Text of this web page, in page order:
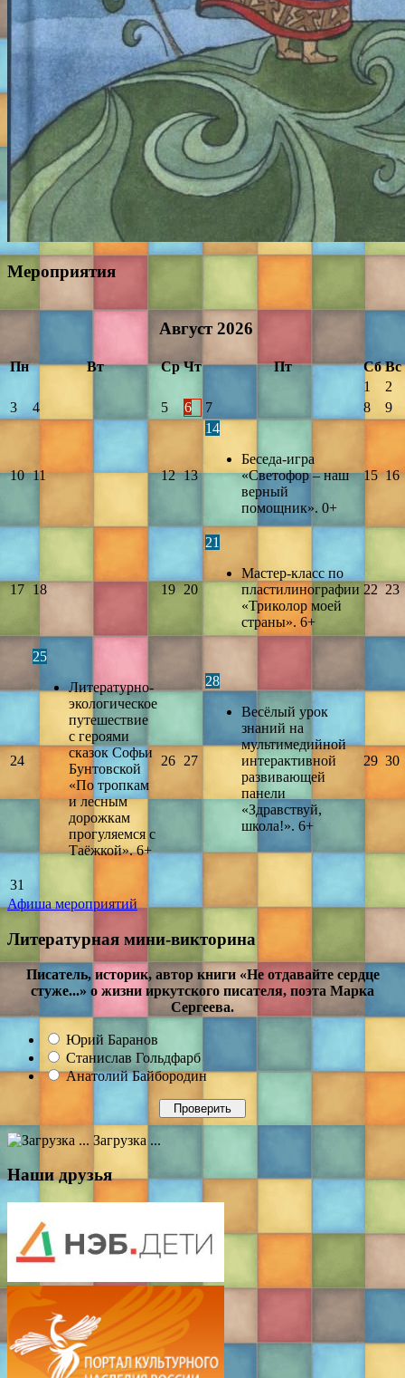
Мероприятия
Август 2026
Пн Вт Ср Чт Пт Сб Вс
1
2
3
4 5 6 7 8 9
10 11 12 13
14
Беседа-игра
«Светофор – наш
верный
помощник». 0+
15 16
17 18 19 20
21
Мастер-класс по
пластилинографии
«Триколор моей
страны». 6+
22 23
24
25
Литературно-
экологическое
путешествие
с героями
сказок Софьи
Бунтовской
«По тропкам
и лесным
дорожкам
прогуляемся с
Таёжкой». 6+
26 27
28
Весёлый урок
знаний на
мультимедийной
интерактивной
развивающей
панели
«Здравствуй,
школа!». 6+
29 30
31
Афиша мероприятий
Литературная мини-викторина
Писатель, историк, автор книги «Не отдавайте сердце
стуже...» о жизни иркутского писателя, поэта Марка
Сергеева.
Юрий Баранов
Станислав Гольдфарб
Анатолий Байбородин
Загрузка ...
Наши друзья